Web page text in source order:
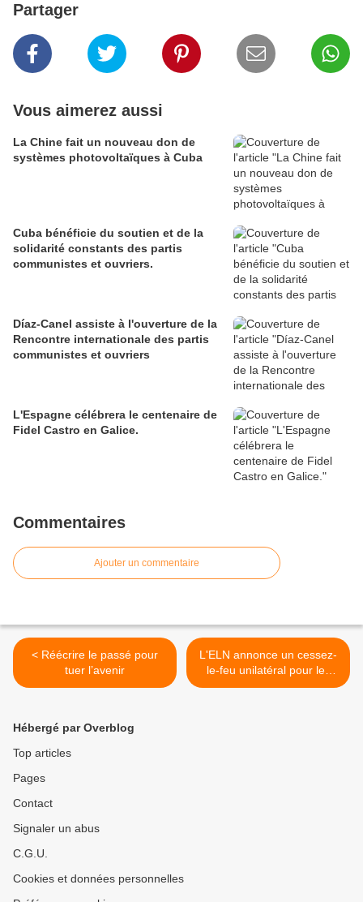
Partager
Vous aimerez aussi
La Chine fait un nouveau don de
systèmes photovoltaïques à Cuba
Cuba bénéficie du soutien et de la
solidarité constants des partis
communistes et ouvriers.
Díaz-Canel assiste à l'ouverture de la
Rencontre internationale des partis
communistes et ouvriers
L'Espagne célébrera le centenaire de
Fidel Castro en Galice.
Commentaires
Ajouter un commentaire
< Réécrire le passé pour
tuer l’avenir
L'ELN annonce un cessez-
le-feu unilatéral pour les
élections colombiennes >
Hébergé par Overblog
Top articles
Pages
Contact
Signaler un abus
C.G.U.
Cookies et données personnelles